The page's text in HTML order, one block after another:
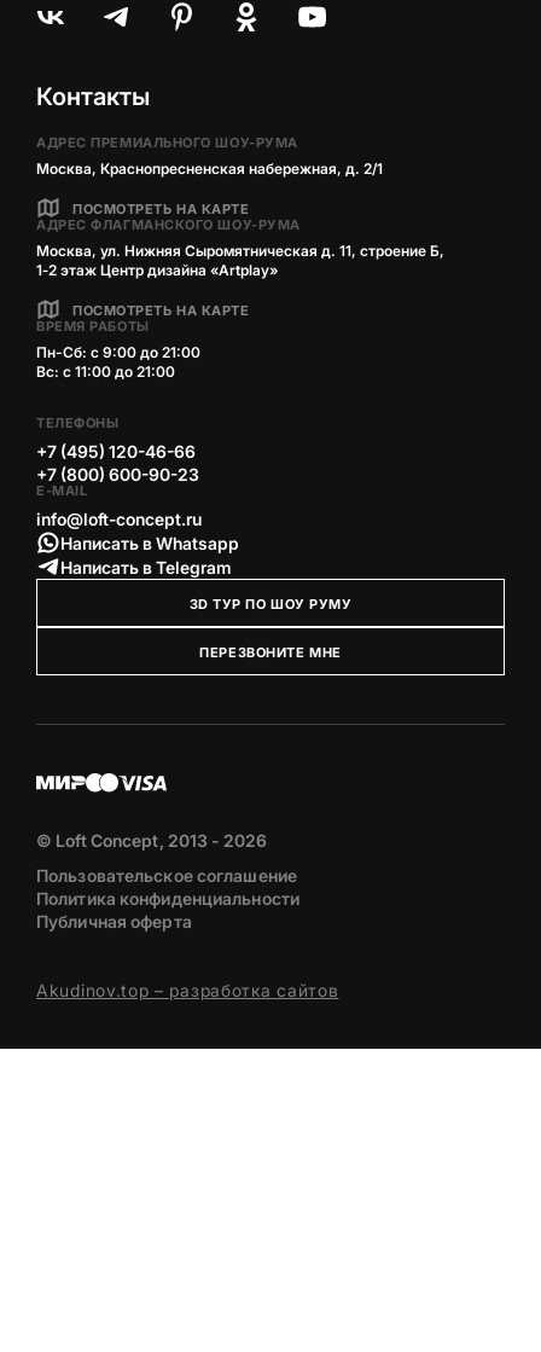
Контакты
АДРЕС ПРЕМИАЛЬНОГО ШОУ-РУМА
Москва, Краснопресненская набережная, д. 2/1
ПОСМОТРЕТЬ НА КАРТЕ
АДРЕС ФЛАГМАНСКОГО ШОУ-РУМА
Москва, ул. Нижняя Сыромятническая д. 11, строение Б,
1‑2 этаж Центр дизайна «Artplay»
ПОСМОТРЕТЬ НА КАРТЕ
ВРЕМЯ РАБОТЫ
Пн-Сб: с 9:00 до 21:00
Вс: с 11:00 до 21:00
ТЕЛЕФОНЫ
+7 (495) 120-46-66
+7 (800) 600-90-23
E-MAIL
info@loft-concept.ru
Написать в Whatsapp
Написать в Telegram
3D ТУР ПО ШОУ РУМУ
ПЕРЕЗВОНИТЕ МНЕ
© Loft Concept, 2013 - 2026
Пользовательское соглашение
Политика конфиденциальности
Публичная оферта
Akudinov.top – разработка сайтов